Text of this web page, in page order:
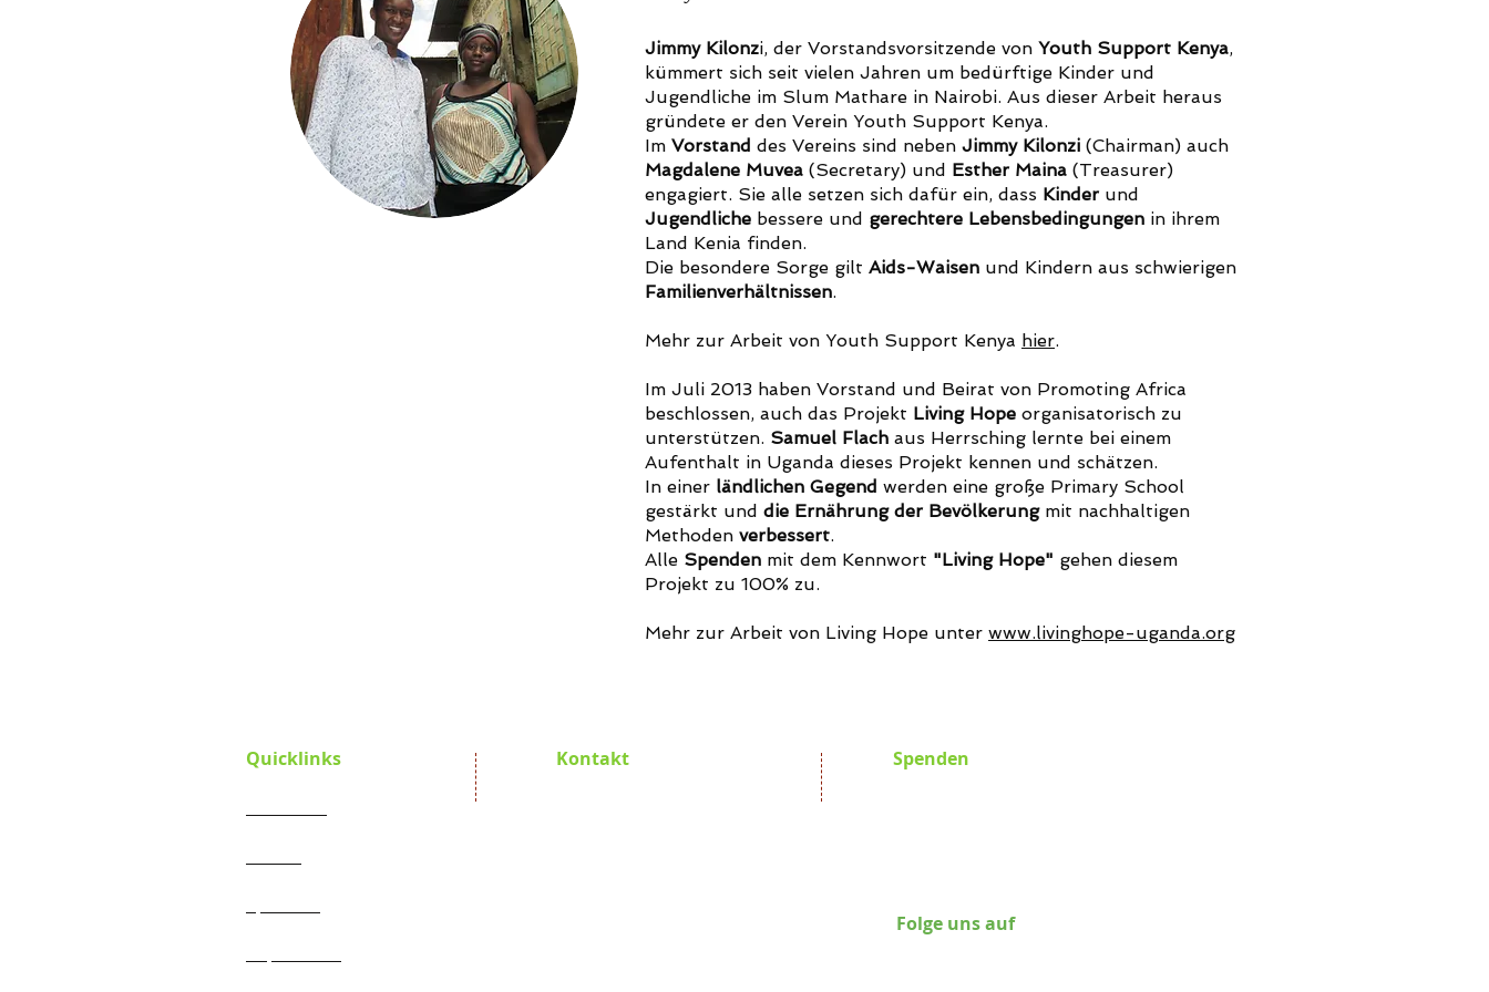
Jimmy Kilonzi, der Vorstandsvorsitzende von Youth Support Kenya,
kümmert sich seit vielen Jahren um bedürftige Kinder und
Jugendliche im Slum Mathare in Nairobi. Aus dieser Arbeit heraus
gründete er den Verein Youth Support Kenya.
Im Vorstand des Vereins sind neben Jimmy Kilonzi (Chairman) auch
Magdalene Muvea (Secretary) und Esther Maina (Treasurer)
engagiert. Sie alle setzen sich dafür ein, dass Kinder und
Jugendliche bessere und gerechtere Lebensbedingungen in ihrem
Land Kenia finden.
Die besondere Sorge gilt Aids-Waisen und Kindern aus schwierigen
Familienverhältnissen.
Mehr zur Arbeit von Youth Support Kenya hier.
Im Juli 2013 haben Vorstand und Beirat von Promoting Africa
beschlossen, auch das Projekt Living Hope organisatorisch zu
unterstützen. Samuel Flach aus Herrsching lernte bei einem
Aufenthalt in Uganda dieses Projekt kennen und schätzen.
In einer ländlichen Gegend werden eine große Primary School
gestärkt und die Ernährung der Bevölkerungmit nachhaltigen
Methoden verbessert.
Alle Spenden mit dem Kennwort "Living Hope" gehen diesem
Projekt zu 100% zu.
Mehr zur Arbeit von Living Hope unter www.livinghope-uganda.org
Quicklinks
Kontakt
Spenden
Folge uns auf